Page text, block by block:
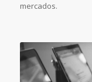
mercados.